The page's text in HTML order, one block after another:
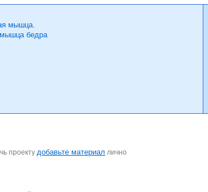
мышца.
бедра
проекту добавьте материал лично